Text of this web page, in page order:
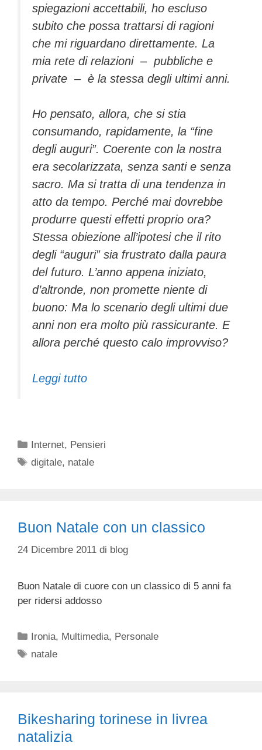
spiegazioni accettabili, ho escluso
subito che possa trattarsi di ragioni
che mi riguardano direttamente. La
mia rete di relazioni – pubbliche e
private – è la stessa degli ultimi anni.
Ho pensato, allora, che si stia
consumando, rapidamente, la “fine
degli auguri”. Coerente con la nostra
era secolarizzata, senza santi e senza
sacro. Ma si tratta di una tendenza in
atto da tempo. Perché mai dovrebbe
produrre questi effetti proprio ora?
Stessa obiezione all’ipotesi che il rito
degli “auguri” sia frustrato dalla paura
del futuro. L’anno appena iniziato,
d’altronde, non promette niente di
buono: Ma lo scenario degli ultimi due
anni non era molto più rassicurante. E
allora perché questo calo improvviso?
Leggi tutto
Categorie
Internet, Pensieri
Tag
digitale, natale
Buon Natale con un classico
24 Dicembre 2011 di blog
Buon Natale di cuore con un classico di 5 anni fa
per ridersi addosso
Categorie
Ironia, Multimedia, Personale
Tag
natale
Bikesharing torinese in livrea
natalizia